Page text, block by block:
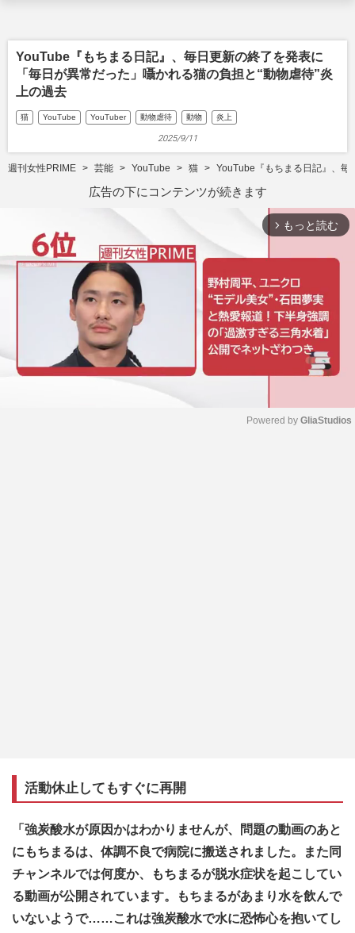
YouTube『もちまる日記』、毎日更新の終了を発表に
「毎日が異常だった」囁かれる猫の負担と“動物虐待”炎
上の過去
猫 YouTube YouTuber 動物虐待 動物 炎上
2025/9/11
週刊女性PRIME 芸能 YouTube 猫 YouTube『もちまる日記』、毎
広告の下にコンテンツが続きます
arrow_forward_ios もっと読む
Powered by GliaStudios
活動休止してもすぐに再開
「強炭酸水が原因かはわかりませんが、問題の動画のあと
にもちまるは、体調不良で病院に搬送されました。また同
チャンネルでは何度か、もちまるが脱水症状を起こしてい
る動画が公開されています。もちまるがあまり水を飲んで
いないようで……これは強炭酸水で水に恐怖心を抱いてし